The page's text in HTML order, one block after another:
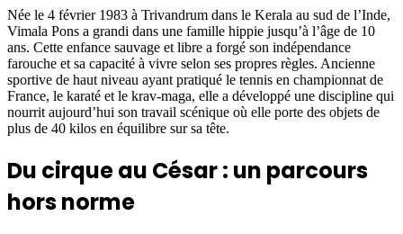
Née le 4 février 1983 à Trivandrum dans le Kerala au sud de l’Inde,
Vimala Pons a grandi dans une famille hippie jusqu’à l’âge de 10
ans. Cette enfance sauvage et libre a forgé son indépendance
farouche et sa capacité à vivre selon ses propres règles. Ancienne
sportive de haut niveau ayant pratiqué le tennis en championnat de
France, le karaté et le krav-maga, elle a développé une discipline qui
nourrit aujourd’hui son travail scénique où elle porte des objets de
plus de 40 kilos en équilibre sur sa tête.
Du cirque au César : un parcours
hors norme